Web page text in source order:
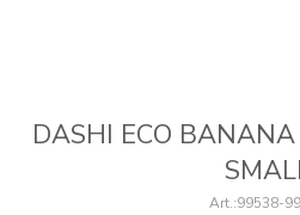
DASHI ECO
99538-